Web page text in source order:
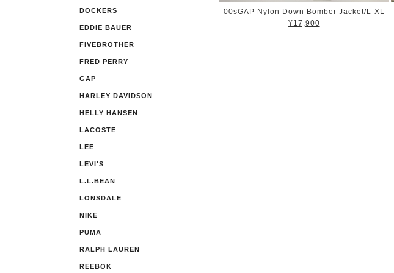
DOCKERS
EDDIE BAUER
FIVEBROTHER
FRED PERRY
GAP
HARLEY DAVIDSON
HELLY HANSEN
LACOSTE
LEE
LEVI'S
L.L.BEAN
LONSDALE
NIKE
PUMA
RALPH LAUREN
REEBOK
00sGAP Nylon Down Bomber Jacket/L-XL
¥17,900